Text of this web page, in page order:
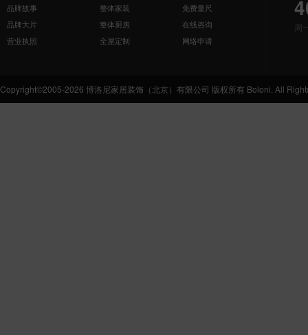
品牌故事
品牌大片
营业执照
整体家装
整体厨房
全屋定制
免费量尺
在线咨询
网络申请
周
Copyright©2005-2026 博洛尼家居装饰（北京）有限公司 版权所有 Boloni. All